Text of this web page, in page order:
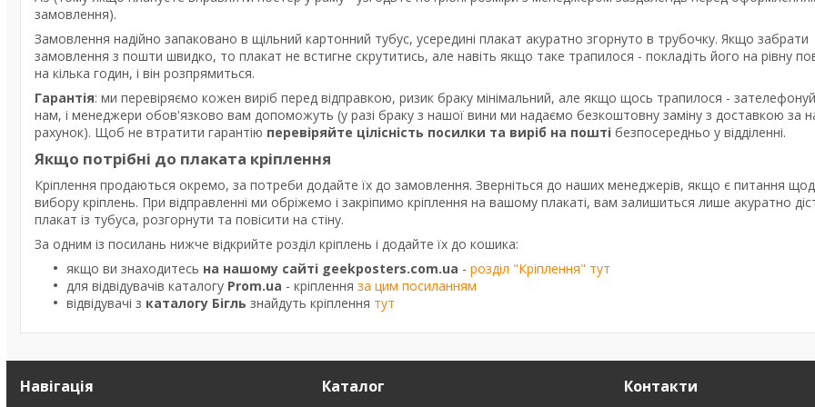
замовлення).
Замовлення надійно запаковано в щільний картонний тубус, усередині плакат акуратно згорнуто в трубочку. Якщо забрати
замовлення з пошти швидко, то плакат не встигне скрутитись, але навіть якщо таке трапилося - покладіть його на рівну
на кілька годин, і він розпрямиться.
Гарантія: ми перевіряємо кожен виріб перед відправкою, ризик браку мінімальний, але якщо щось трапилося -
нам, і менеджери обов'язково вам допоможуть (у разі браку з нашої вини ми надаємо безкоштовну заміну з доставкою за
рахунок). Щоб не втратити гарантію перевіряйте цілісність посилки та виріб на пошті безпосередньо у відділенні.
Якщо потрібні до плаката кріплення
Кріплення продаються окремо, за потреби додайте їх до замовлення. Зверніться до наших менеджерів, якщо є питання
вибору кріплень. При відправленні ми обріжемо і закріпимо кріплення на вашому плакаті, вам залишиться лише акуратно
плакат із тубуса, розгорнути та повісити на стіну.
За одним із посилань нижче відкрийте розділ кріплень і додайте їх до кошика:
якщо ви знаходитесь на нашому сайті geekposters.com.ua - розділ "Кріплення" тут
для відвідувачів каталогу Prom.ua - кріплення за цим посиланням
відвідувачі з каталогу Бігль знайдуть кріплення тут
Навігація Каталог Контакти